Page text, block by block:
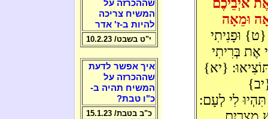
וּמֵאָה
וּפָנִיתִי
אֶת בְּרִיתִי
{יא}
לִי לְעָם:
שההכרזה על
המשיח צריכה
להיות ב-ז' אדר
י"ט בשבט/ 10.2.23
איך אפשר לדעת
שההכרזה על
המשיח תהיה ב-
כ"ו טבת?
כ"ב בטבת/ 15.1.23